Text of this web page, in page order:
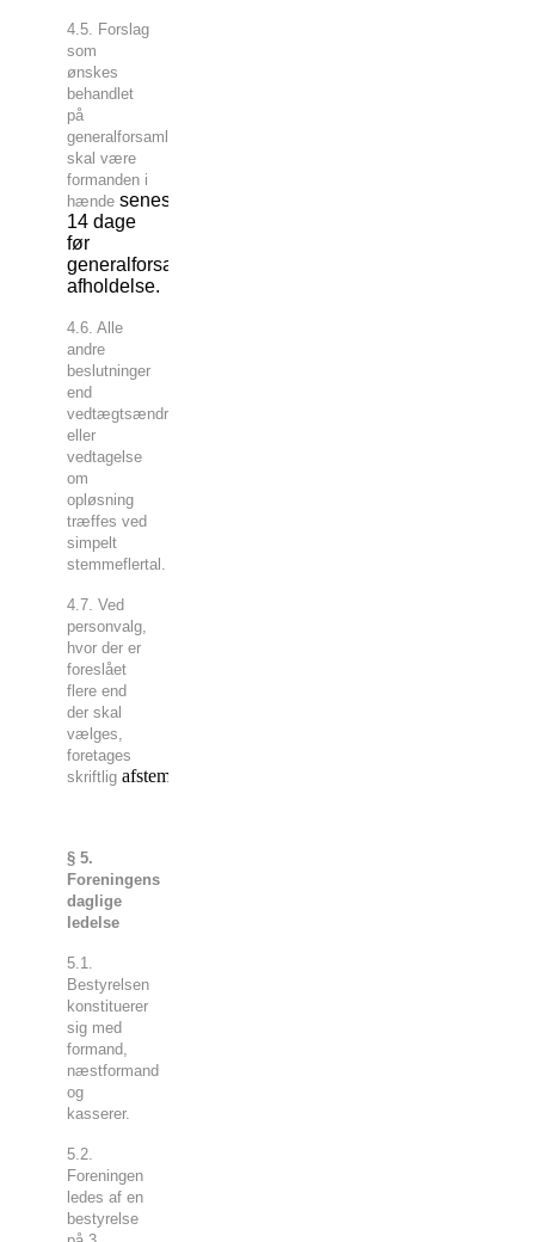
4.5. Forslag
som
ønskes
behandlet
på
generalforsamlingen
skal være
formanden i
hænde senest
14 dage
før
generalforsamlingens
afholdelse.
4.6. Alle
andre
beslutninger
end
vedtægtsændringer
eller
vedtagelse
om
opløsning
træffes ved
simpelt
stemmeflertal.
4.7. Ved
personvalg,
hvor der er
foreslået
flere end
der skal
vælges,
foretages
skriftlig afstemning.
§ 5.
Foreningens
daglige
ledelse
5.1.
Bestyrelsen
konstituerer
sig med
formand,
næstformand
og
kasserer.
5.2.
Foreningen
ledes af en
bestyrelse